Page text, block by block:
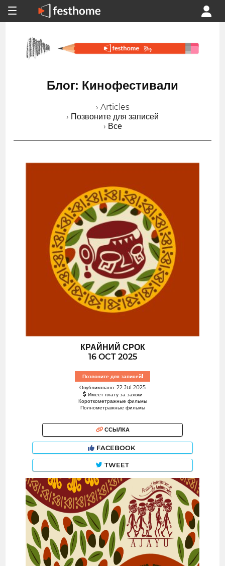
Блог: Кинофестивали
› Articles
› Позвоните для записей
› Все
КРАЙНИЙ СРОК
16 OCT 2025
Позвоните для записей!
Опубликовано: 22 Jul 2025
Имеет плату за заявки
Короткометражные фильмы
Полнометражные фильмы
ССЫЛКА
FACEBOOK
TWEET